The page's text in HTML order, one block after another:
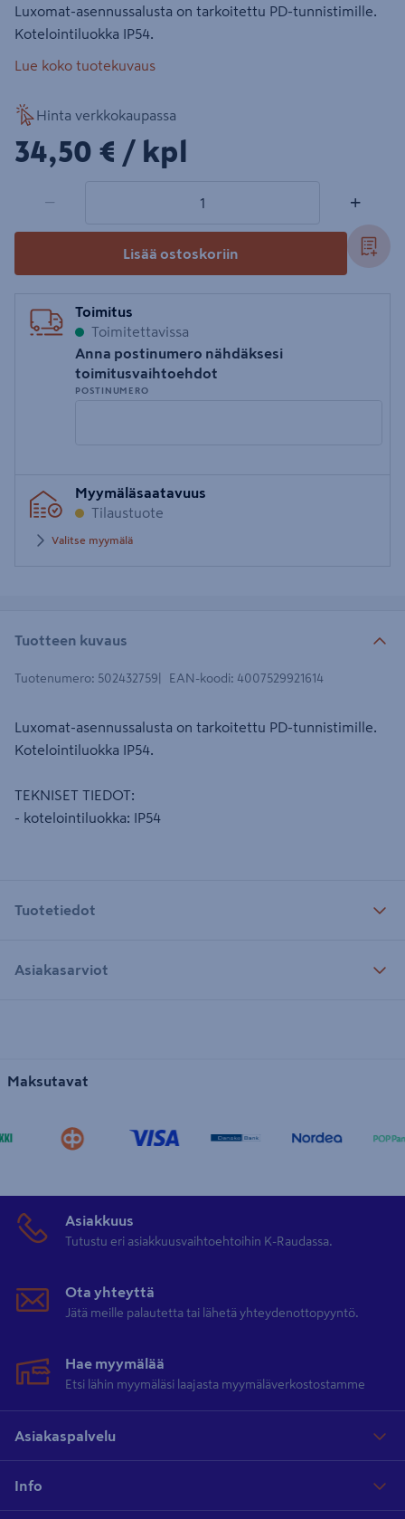
Luxomat-asennussalusta on tarkoitettu PD-tunnistimille.
Kotelointiluokka IP54.
Lue koko tuotekuvaus
Hinta verkkokaupassa
34,50€/kpl
34,50 € / kpl
− +
Lisää ostoskoriin
Toimitus
Toimitettavissa
Anna postinumero nähdäksesi
toimitusvaihtoehdot
POSTINUMERO
postinumero
Myymäläsaatavuus
Tilaustuote
Valitse myymälä
Tuotteen kuvaus
Tuotenumero: 502432759 EAN-koodi: 4007529921614
Luxomat-asennussalusta on tarkoitettu PD-tunnistimille.
Kotelointiluokka IP54.
TEKNISET TIEDOT:
- kotelointiluokka: IP54
Tuotetiedot
Asiakasarviot
Maksutavat
Asiakkuus
Tutustu eri asiakkuusvaihtoehtoihin K-Raudassa.
Ota yhteyttä
Jätä meille palautetta tai lähetä yhteydenottopyyntö.
Hae myymälää
Etsi lähin myymäläsi laajasta myymäläverkostostamme
Asiakaspalvelu
Info